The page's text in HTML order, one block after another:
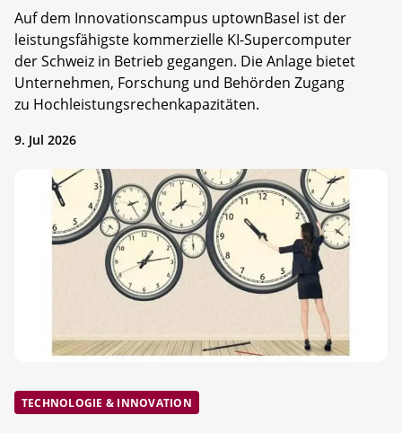
Auf dem Innovationscampus uptownBasel ist der
leistungsfähigste kommerzielle KI-Supercomputer
der Schweiz in Betrieb gegangen. Die Anlage bietet
Unternehmen, Forschung und Behörden Zugang
zu Hochleistungsrechenkapazitäten.
9. Jul 2026
TECHNOLOGIE & INNOVATION